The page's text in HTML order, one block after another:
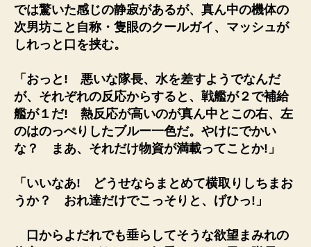
では驚いた感じの静寂があるが、真ん中の機体の
次男坊こと自称・隻眼のクールガイ、マッシュが
しれっと口を挟む。
「おっと! 悪いな隊長、水を差すようでなんだ
が、それぞれの反応からすると、戦艦が２で補給
艦が１だ! 熱反応が高いのが真ん中とこの右、左
のはのっぺりしたブルー一色だ。やけにでかい
な？ まあ、それだけ物資が満載ってことか!」
「いいなあ! どうせならまとめて横取りしちまお
うか？ おれ達だけでこっそりと、げひっ!」
口からよだれでも垂らしてそうな欲望まみれの